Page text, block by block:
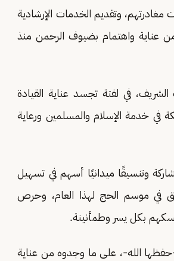
وتقديم الخدمات الإرشادية
من عناية واهتمام بضيوف الرحمن منذ
في لفتة تجسد عناية القيادة
خدمة الإسلام والمسلمين ورعاية
وتنسيقًا ميدانيًا أسهم في تسهيل
في موسم الحج لهذا العام، وحرص
بكل يسر وطمأنينة.
الله-، على ما وجدوه من عناية